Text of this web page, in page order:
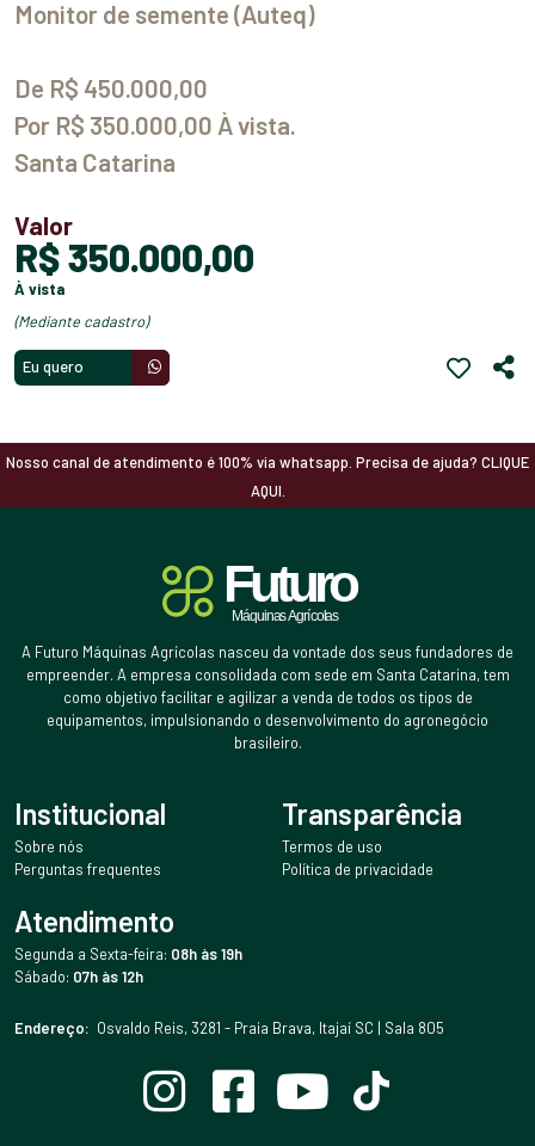
Monitor de semente (Auteq)
De R$ 450.000,00
Por R$ 350.000,00 À vista.
Santa Catarina
Valor
R$ 350.000,00
à vista
(mediante cadastro)
Eu quero
Nosso canal de atendimento é 100% via whatsapp. Precisa de ajuda? CLIQUE
AQUI.
A Futuro Máquinas Agrícolas nasceu da vontade dos seus fundadores de
empreender. A empresa consolidada com sede em Santa Catarina, tem
como objetivo facilitar e agilizar a venda de todos os tipos de
equipamentos, impulsionando o desenvolvimento do agronegócio
brasileiro.
Institucional
Sobre nós
Perguntas frequentes
Transparência
Termos de uso
Política de privacidade
Atendimento
Segunda a Sexta-feira: 08h às 19h
Sábado: 07h às 12h
Endereço: Osvaldo Reis, 3281 - Praia Brava, Itajaí SC | Sala 805